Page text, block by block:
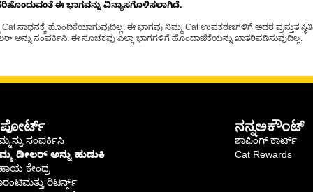
ಈ ಭಾಗವನ್ನು ವಿನ್ಯಾಸಗೊಳಿಸಲಾಗಿದೆ.
ಸಾಧನಕ್ಕೆ ಹೊಂದಿಕೆಯಾಗುವುದಿಲ್ಲ. ಈ ಭಾಗವು ನಿಮ್ಮ Cat ಉಪಕರಣಗಳಿಗೆ ಅದರ ಪ್ರಸ್ತುತ
ಸಂಪರ್ಕಿಸಿ. ಈ ಸೂಚಕವು ಎಲ್ಲಾ ಭಾಗಗಳಿಗೆ ಹೊಂದಾಣಿಕೆಯನ್ನು ಖಾತರಿಪಡಿಸುವುದಿಲ್ಲ.
ಸಂಪರ್ಕಿಸಿ
ಡೀಲರ್ ಅನ್ನು ಹುಡುಕಿ
ಕೇಂದ್ರ
ರಿಟರ್ನ್ಸ್
ನನ್ನಅಕೌಂಟ್
ಶಾಪಿಂಗ್ ಕಾರ್ಟ್
Cat Rewards